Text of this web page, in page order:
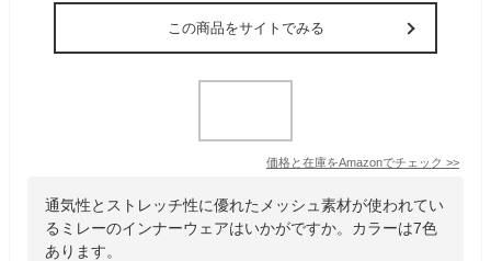
この商品をサイトでみる
価格と在庫をAmazonでチェック >>
通気性とストレッチ性に優れたメッシュ素材が使われてい
るミレーのインナーウェアはいかがですか。カラーは7色
あります。